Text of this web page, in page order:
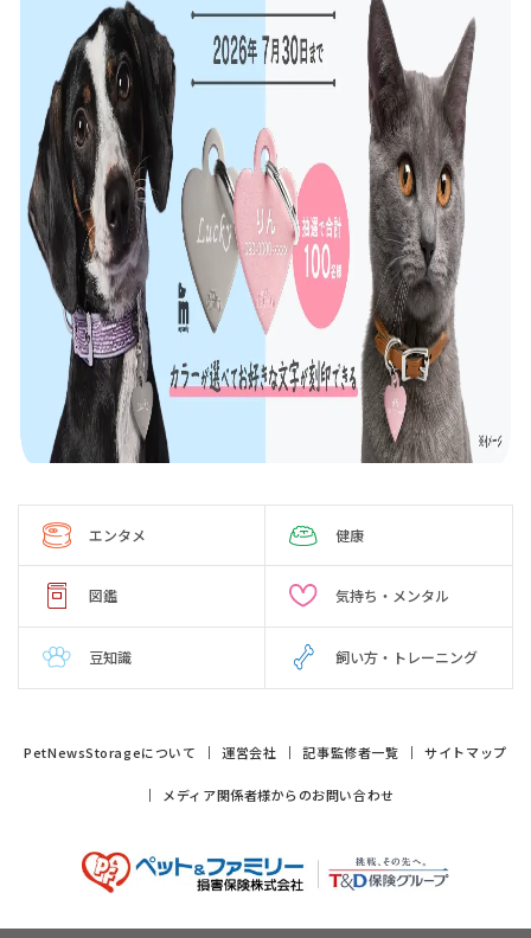
エンタメ 健康
図鑑 気持ち・メンタル
豆知識 飼い方・トレーニング
PetNewsStorageについて 運営会社 記事監修者一覧 サイトマップ
メディア関係者様からのお問い合わせ